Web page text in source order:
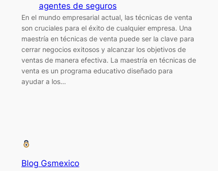
agentes de seguros
En el mundo empresarial actual, las técnicas de venta
son cruciales para el éxito de cualquier empresa. Una
maestría en técnicas de venta puede ser la clave para
cerrar negocios exitosos y alcanzar los objetivos de
ventas de manera efectiva. La maestría en técnicas de
venta es un programa educativo diseñado para
ayudar a los…
Blog Gsmexico